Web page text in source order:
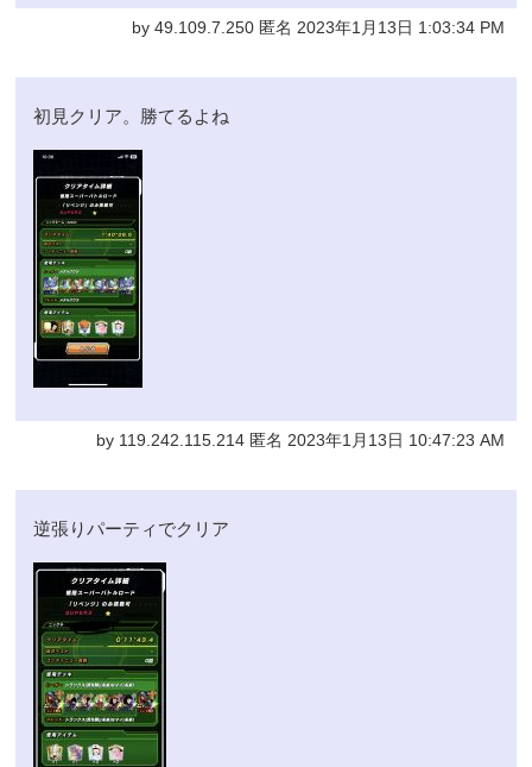
by 49.109.7.250 匿名 2023年1月13日 1:03:34 PM
初見クリア。勝てるよね
by 119.242.115.214 匿名 2023年1月13日 10:47:23 AM
逆張りパーティでクリア